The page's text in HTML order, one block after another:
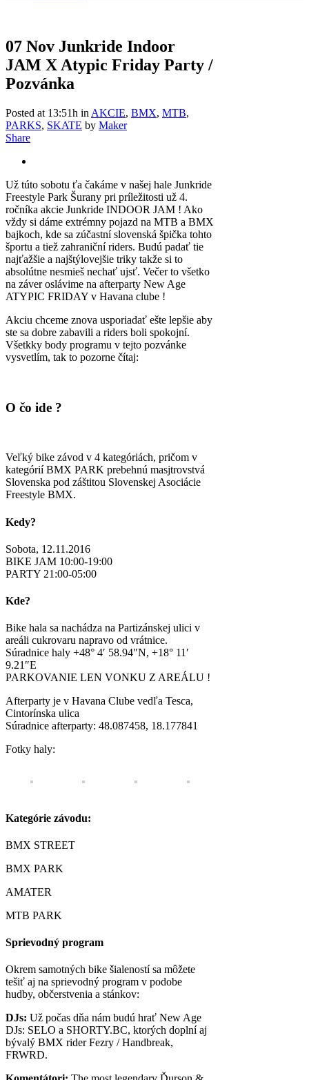
07 Nov Junkride Indoor
JAM X Atypic Friday Party /
Pozvánka
Posted at 13:51h in AKCIE, BMX, MTB,
PARKS, SKATE by Maker
Share
Už túto sobotu ťa čakáme v našej hale Junkride
Freestyle Park Šurany pri príležitosti už 4.
ročníka akcie Junkride INDOOR JAM ! Ako
vždy si dáme extrémny pojazd na MTB a BMX
bajkoch, kde sa zúčastní slovenská špička tohto
športu a tiež zahraniční riders. Budú padať tie
najťažšie a najštýlovejšie triky takže si to
absolútne nesmieš nechať ujsť. Večer to všetko
na záver oslávime na afterparty New Age
ATYPIC FRIDAY v Havana clube !
Akciu chceme znova usporiadať ešte lepšie aby
ste sa dobre zabavili a riders boli spokojní.
Všetkky body programu v tejto pozvánke
vysvetlím, tak to pozorne čítaj:
O čo ide ?
Veľký bike závod v 4 kategóriách, pričom v
kategórií BMX PARK prebehnú masjtrovstvá
Slovenska pod záštitou Slovenskej Asociácie
Freestyle BMX.
Kedy?
Sobota, 12.11.2016
BIKE JAM 10:00-19:00
PARTY 21:00-05:00
Kde?
Bike hala sa nachádza na Partizánskej ulici v
areáli cukrovaru napravo od vrátnice.
Súradnice haly +48° 4′ 58.94″N, +18° 11′
9.21″E
PARKOVANIE LEN VONKU Z AREÁLU !
Afterparty je v Havana Clube vedľa Tesca,
Cintorínska ulica
Súradnice afterparty: 48.087458, 18.177841
Fotky haly:
Kategórie závodu:
BMX STREET
BMX PARK
AMATER
MTB PARK
Sprievodný program
Okrem samotných bike šialeností sa môžete
tešiť aj na sprievodný program v podobe
hudby, občerstvenia a stánkov:
DJs: Už počas dňa nám budú hrať New Age
DJs: SELO a SHORTY.BC, ktorých doplní aj
bývalý BMX rider Fezry / Handbreak,
FRWRD.